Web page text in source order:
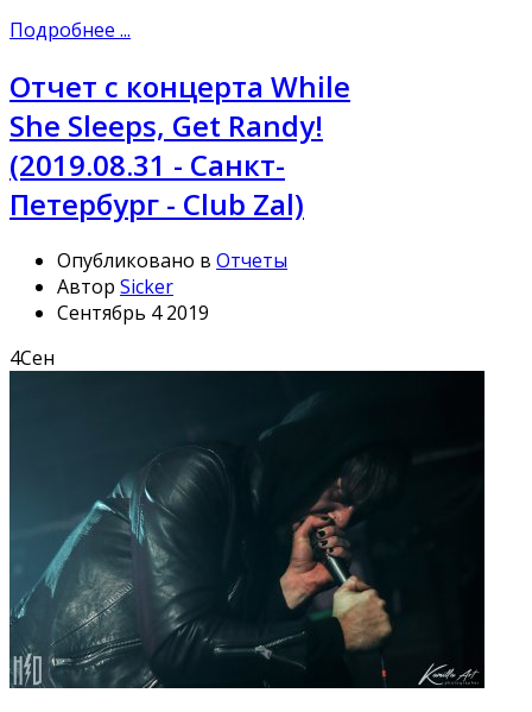
Подробнее ...
Отчет с концерта While
She Sleeps, Get Randy!
(2019.08.31 - Санкт-
Петербург - Club Zal)
Опубликовано в Отчеты
Автор Sicker
Сентябрь 4 2019
4Сен